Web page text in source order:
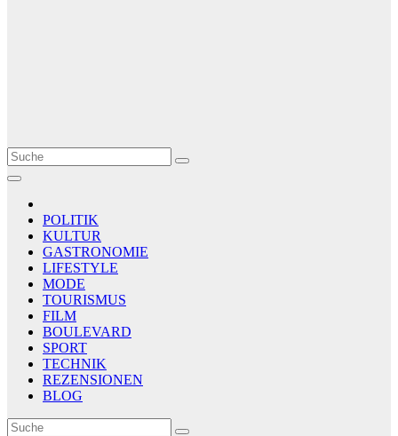
Le Matin
AGENCE DE PRESSE
POLITIK
KULTUR
GASTRONOMIE
LIFESTYLE
MODE
TOURISMUS
FILM
BOULEVARD
SPORT
TECHNIK
REZENSIONEN
BLOG